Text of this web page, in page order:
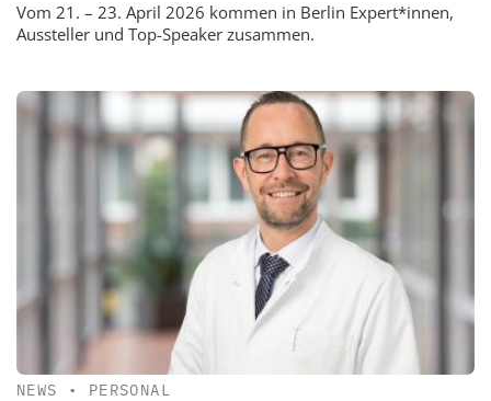
Vom 21. – 23. April 2026 kommen in Berlin Expert*innen,
Aussteller und Top-Speaker zusammen.
NEWS • PERSONAL